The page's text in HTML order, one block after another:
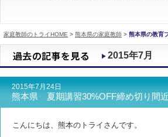
都道府県別情報
合格体験談
キャンペーン情報
家庭教師のトライHOME > 熊本県の家庭教師 > 熊本県の教育
2015年7月
2015年7月24日
熊本県 夏期講習30%OFF締め切り間近
こんにちは、熊本のトライさんです。